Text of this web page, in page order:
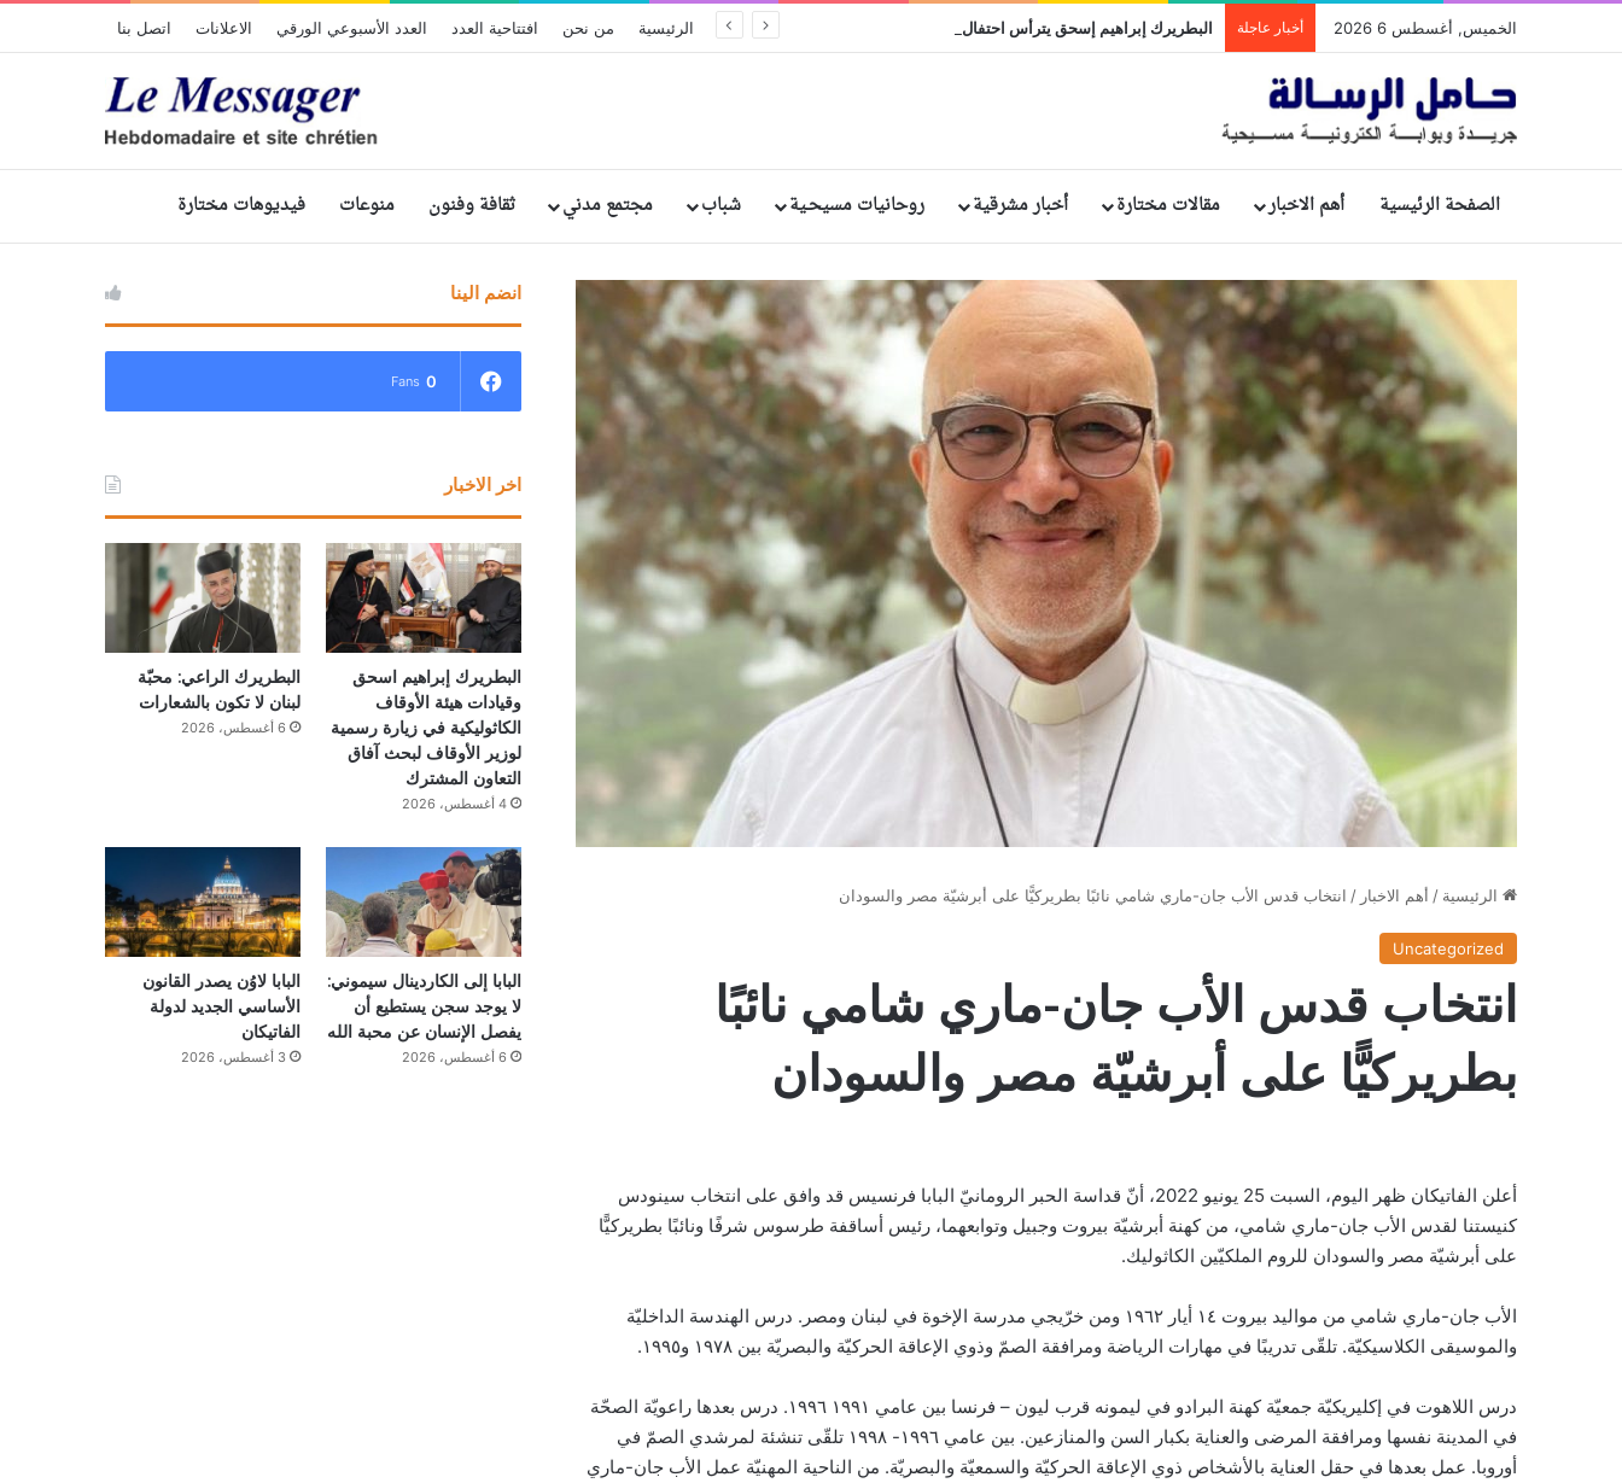
الخميس, أغسطس 6 2026 أخبار عاجلة الرئيسية من نحن افتتاحية العدد العدد الأسبوعي الورقي الاعلانات اتصل بنا
الصفحة الرئيسية أهم الاخبار مقالات مختارة أخبار مشرقية روحانيات مسيحـية شباب مجتمع مدني ثقافة وفنون منوعات فيديوهات مختارة
الرئيسية / أهم الاخبار / انتخاب قدس الأب جان-ماري شامي نائبًا بطريركيًّا على أبرشيّة مصر والسودان
Uncategorized
انتخاب قدس الأب جان-ماري شامي نائبًا
بطريركيًّا على أبرشيّة مصر والسودان
أعلن الفاتيكان ظهر اليوم، السبت 25 يونيو 2022، أنّ قداسة الحبر الرومانيّ البابا فرنسيس قد وافق على انتخاب سينودس
كنيستنا لقدس الأب جان-ماري شامي، من كهنة أبرشيّة بيروت وجبيل وتوابعهما، رئيس أساقفة طرسوس شرفًا ونائبًا بطريركيًّا
على أبرشيّة مصر والسودان للروم الملكيّين الكاثوليك.
الأب جان-ماري شامي من مواليد بيروت ١٤ أيار ١٩٦٢ ومن خرّيجي مدرسة الإخوة في لبنان ومصر. درس الهندسة الداخليّة
والموسيقى الكلاسيكيّة. تلقّى تدريبًا في مهارات الرياضة ومرافقة الصمّ وذوي الإعاقة الحركيّة والبصريّة بين ١٩٧٨ و١٩٩٥.
درس اللاهوت في إكليريكيّة جمعيّة كهنة البرادو في ليمونه قرب ليون – فرنسا بين عامي ١٩٩١ ١٩٩٦. درس بعدها راعويّة الصحّة
في المدينة نفسها ومرافقة المرضى والعناية بكبار السن والمنازعين. بين عامي ١٩٩٦- ١٩٩٨ تلقّى تنشئة لمرشدي الصمّ في
أوروبا. عمل بعدها في حقل العناية بالأشخاص ذوي الإعاقة الحركيّة والسمعيّة والبصريّة. من الناحية المهنيّة عمل الأب جان-ماري
انضم الينا
0
Fans
اخر الاخبار
البطريرك إبراهيم اسحق
وقيادات هيئة الأوقاف
الكاثوليكية في زيارة رسمية
لوزير الأوقاف لبحث آفاق
التعاون المشترك
4 أغسطس، 2026
البطريرك الراعي: محبّة
لبنان لا تكون بالشعارات
6 أغسطس، 2026
البابا إلى الكاردينال سيموني:
لا يوجد سجن يستطيع أن
يفصل الإنسان عن محبة الله
6 أغسطس، 2026
البابا لاوُن يصدر القانون
الأساسي الجديد لدولة
الفاتيكان
3 أغسطس، 2026